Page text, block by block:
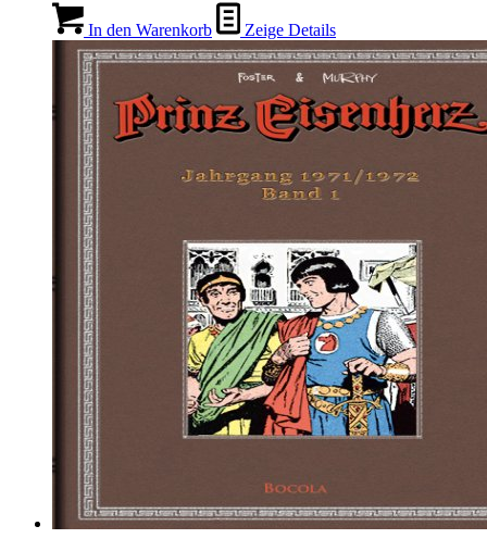
In den Warenkorb Zeige Details